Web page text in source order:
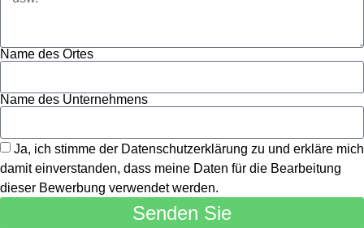
Name des Ortes
Name des Unternehmens
Ja, ich stimme der Datenschutzerklärung zu und erkläre mich
damit einverstanden, dass meine Daten für die Bearbeitung
dieser Bewerbung verwendet werden.
Senden Sie